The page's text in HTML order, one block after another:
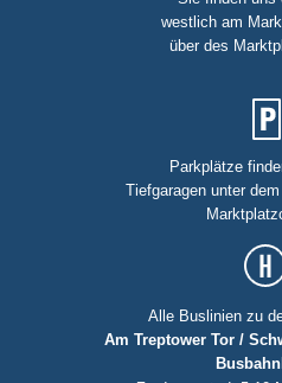
westlich am
über des
Parkplätze
Tiefgaragen unter
Alle Buslinien zu
Am Treptower Tor /